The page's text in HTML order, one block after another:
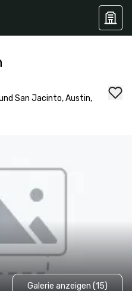
San Jacinto, Austin,
Galerie anzeigen (15)